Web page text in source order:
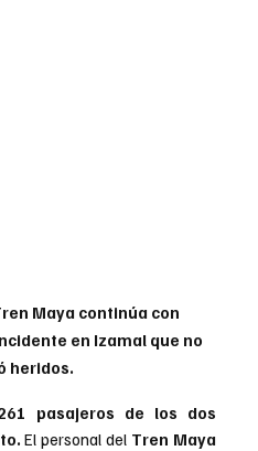
Maya continúa con
en Izamal que no
heridos.
pasajeros de los dos
El personal del Tren Maya